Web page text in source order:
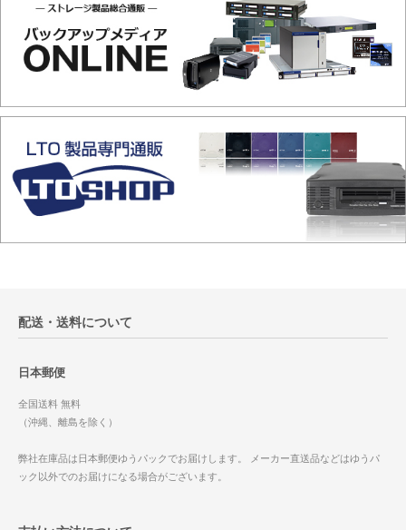
配送・送料について
日本郵便
全国送料 無料
（沖縄、離島を除く）
弊社在庫品は日本郵便ゆうパックでお届けします。 メーカー直送品などはゆうパ
ック以外でのお届けになる場合がございます。